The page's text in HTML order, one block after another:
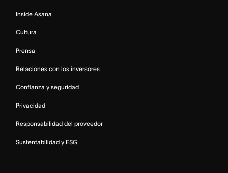
Inside Asana
Cultura
Prensa
Relaciones con los inversores
Confianza y seguridad
Privacidad
Responsabilidad del proveedor
Sustentabilidad y ESG